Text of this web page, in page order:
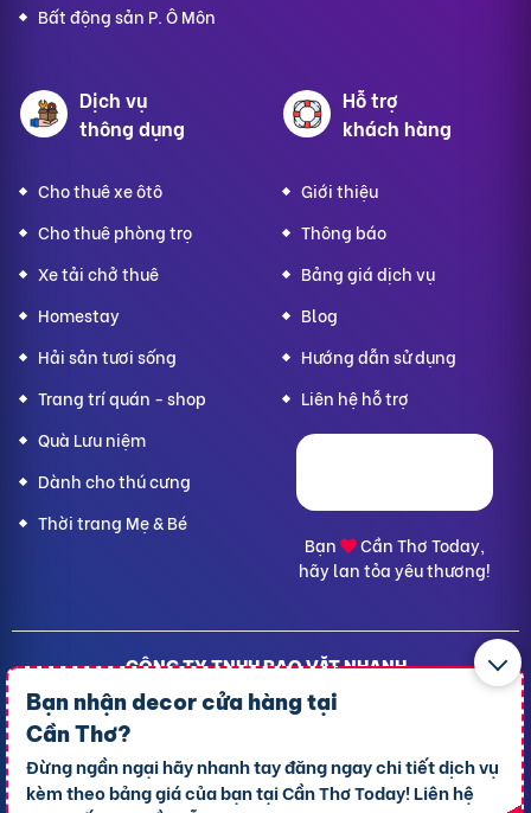
Bạn nhận decor cửa hàng tại
Cần Thơ?
Đừng ngần ngại hãy nhanh tay đăng ngay chi tiết dịch vụ
kèm theo bảng giá của bạn tại Cần Thơ Today! Liên hệ
Bất động sản P. Ô Môn
Dịch vụ
thông dụng
Cho thuê xe ôtô
Cho thuê phòng trọ
Xe tải chở thuê
Homestay
Hải sản tươi sống
Trang trí quán - shop
Quà Lưu niệm
Dành cho thú cưng
Thời trang Mẹ & Bé
Hỗ trợ
khách hàng
Giới thiệu
Thông báo
Bảng giá dịch vụ
Blog
Hướng dẫn sử dụng
Liên hệ hỗ trợ
Bạn
Cần Thơ Today,
hãy lan tỏa yêu thương!
CÔNG TY TNHH RAO VẶT NHANH
Địa chỉ trụ sở chính: 7 Trần Minh Sơn, phường Tân An, TP.
Cần Thơ
Giấy CNĐKDN: 1801717351 – Ngày cấp: 24/01/2022 - Cơ
quan cấp: Phòng Đăng ký kinh doanh – Sở kế hoạch và
Đầu tư TP. Cần Thơ